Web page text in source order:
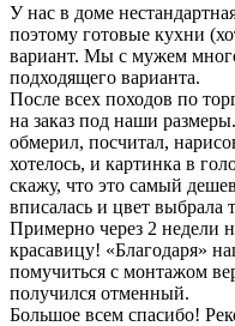
У нас в доме
поэтому готовые кухни
вариант. Мы с мужем
подходящего варианта.
После всех походов по
на заказ под наши
обмерил, посчитал,
хотелось, и картинка в
скажу, что это самый
вписалась и цвет выбрала
Примерно через 2 недели
красавицу! «Благодаря»
помучиться с монтажом
получился отменный.
Большое всем спасибо!